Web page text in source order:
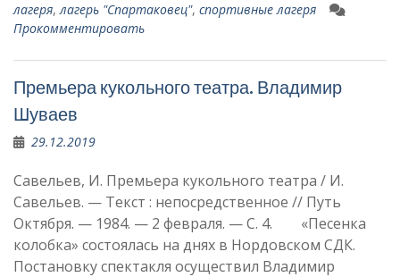
лагеря,лагерь "Спартаковец", спортивные лагеря
Прокомментировать
Премьера кукольного театра. Владимир
Шуваев
29.12.2019
Савельев, И. Премьера кукольного театра / И.
Савельев. — Текст : непосредственное // Путь
Октября. — 1984. — 2 февраля. — С. 4. «Песенка
колобка» состоялась на днях в Нордовском СДК.
Постановку спектакля осуществил Владимир